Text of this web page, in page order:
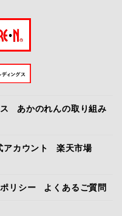
あかのれんの取り組み
アカウント
楽天市場
リシー よくあるご質問